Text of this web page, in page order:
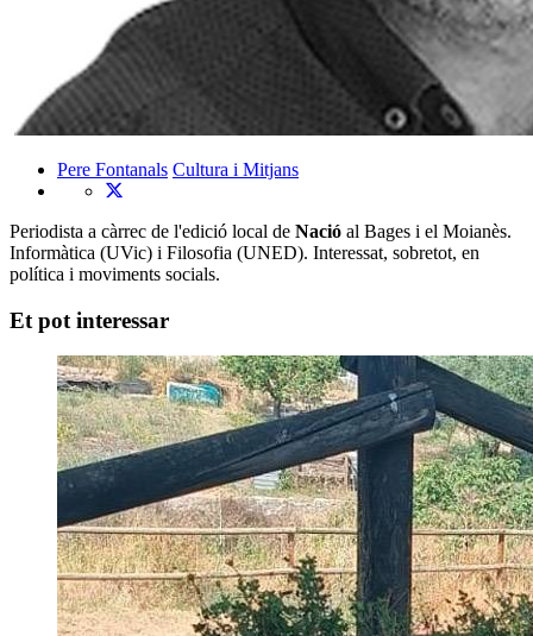
Pere Fontanals Cultura i Mitjans
Periodista a càrrec de l'edició local de Nació al Bages i el Moianès.
Informàtica (UVic) i Filosofia (UNED). Interessat, sobretot, en
política i moviments socials.
Et pot interessar